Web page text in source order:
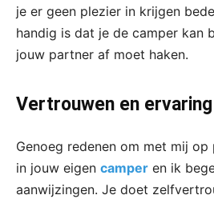
je er geen plezier in krijgen
handig is dat je de camper kan
jouw partner af moet haken.
Vertrouwen en ervaring
Genoeg redenen om met mij
in jouw eigen camper en ik
aanwijzingen. Je doet